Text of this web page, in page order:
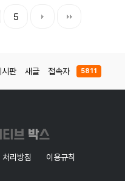
5
시판 새글 접속자 5811
리방침 이용규칙